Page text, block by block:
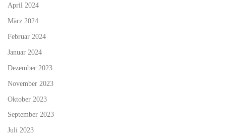
April 2024
März 2024
Februar 2024
Januar 2024
Dezember 2023
November 2023
Oktober 2023
September 2023
Juli 2023